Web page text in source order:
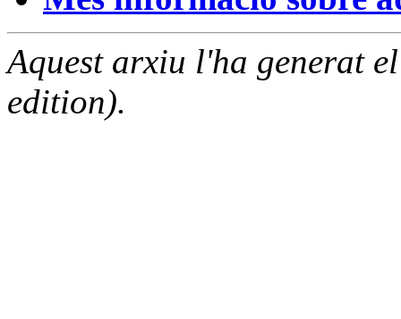
Aquest arxiu l'ha generat
edition).